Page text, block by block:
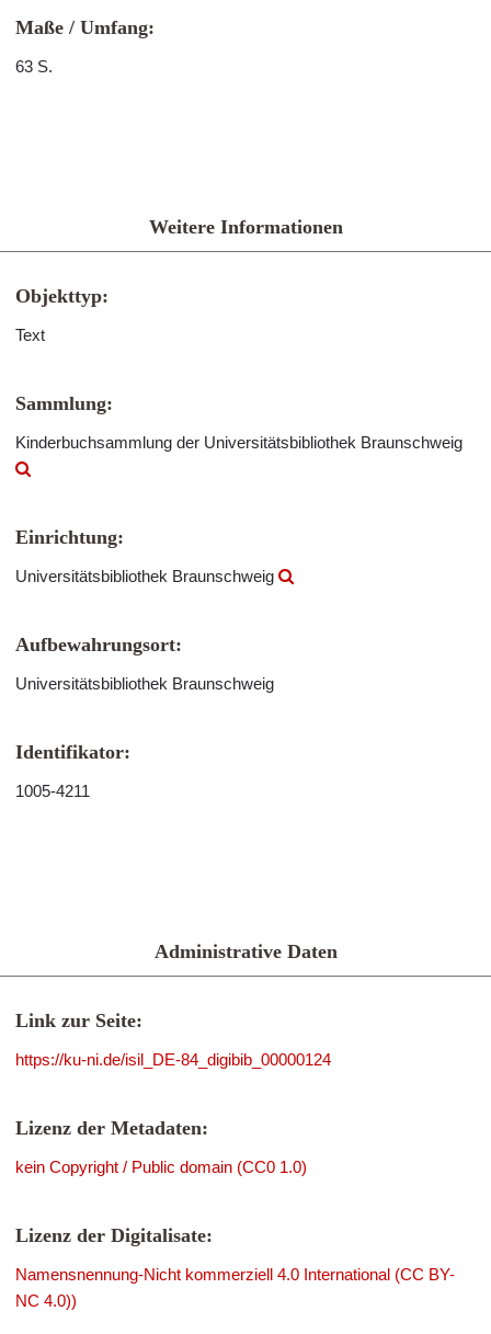
Maße / Umfang:
63 S.
Weitere Informationen
Objekttyp:
Text
Sammlung:
Kinderbuchsammlung der Universitätsbibliothek Braunschweig
Einrichtung:
Universitätsbibliothek Braunschweig
Aufbewahrungsort:
Universitätsbibliothek Braunschweig
Identifikator:
1005-4211
Administrative Daten
Link zur Seite:
https://ku-ni.de/isil_DE-84_digibib_00000124
Lizenz der Metadaten:
kein Copyright / Public domain (CC0 1.0)
Lizenz der Digitalisate:
Namensnennung-Nicht kommerziell 4.0 International (CC BY-
NC 4.0))